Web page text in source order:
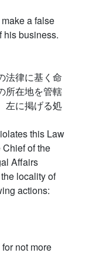
a false
his business.
法律に基く命
所在地を管轄
左に掲げる処
this Law
of the
Affairs
locality of
actions:
not more